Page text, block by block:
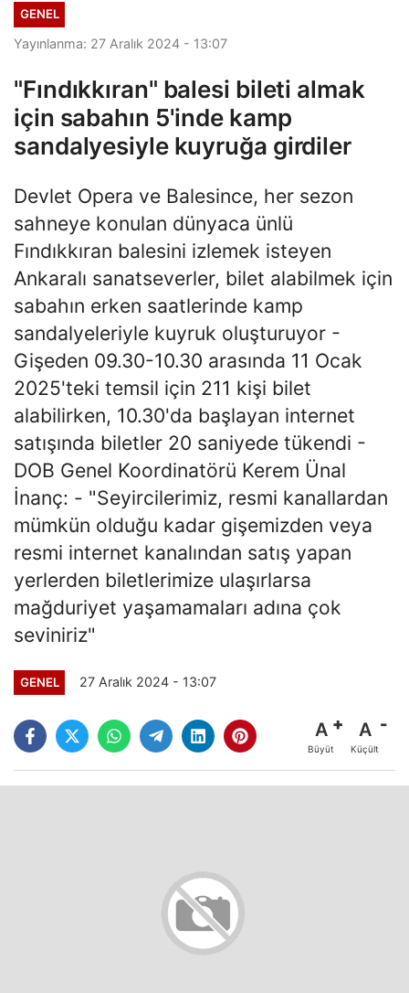
GENEL
Yayınlanma: 27 Aralık 2024 - 13:07
"Fındıkkıran" balesi bileti almak
için sabahın 5'inde kamp
sandalyesiyle kuyruğa girdiler
Devlet Opera ve Balesince, her sezon
sahneye konulan dünyaca ünlü
Fındıkkıran balesini izlemek isteyen
Ankaralı sanatseverler, bilet alabilmek için
sabahın erken saatlerinde kamp
sandalyeleriyle kuyruk oluşturuyor -
Gişeden 09.30-10.30 arasında 11 Ocak
2025'teki temsil için 211 kişi bilet
alabilirken, 10.30'da başlayan internet
satışında biletler 20 saniyede tükendi -
DOB Genel Koordinatörü Kerem Ünal
İnanç: - "Seyircilerimiz, resmi kanallardan
mümkün olduğu kadar gişemizden veya
resmi internet kanalından satış yapan
yerlerden biletlerimize ulaşırlarsa
mağduriyet yaşamamaları adına çok
seviniriz"
GENEL 27 Aralık 2024 - 13:07
A
Büyüt
A
Küçült